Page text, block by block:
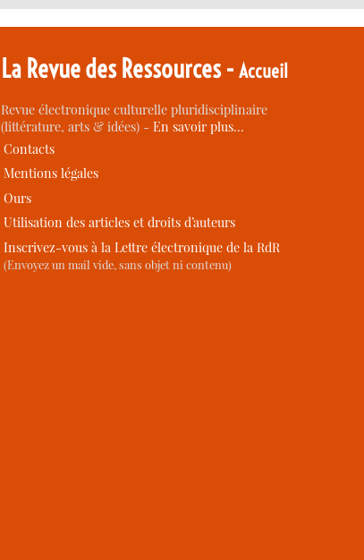
La Revue des Ressources -Accueil
Revue électronique culturelle pluridisciplinaire
(littérature, arts & idées) -En savoir plus…
Contacts
Mentions légales
Ours
Utilisation des articles et droits d’auteurs
Inscrivez-vous à la Lettre électronique de la RdR
(Envoyez un mail vide, sans objet ni contenu)